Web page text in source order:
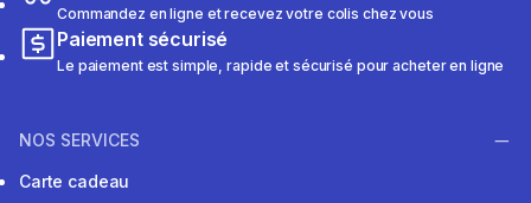
Commandez en ligne et recevez votre colis chez vous
Paiement sécurisé
Le paiement est simple, rapide et sécurisé pour acheter en ligne
NOS SERVICES
Carte cadeau